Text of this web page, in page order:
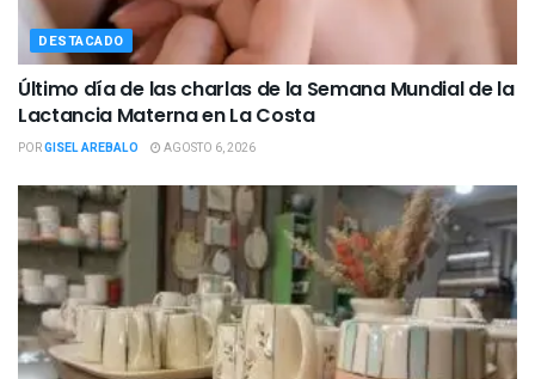
DESTACADO
Último día de las charlas de la Semana Mundial de la
Lactancia Materna en La Costa
PORGISEL AREBALO AGOSTO 6, 2026